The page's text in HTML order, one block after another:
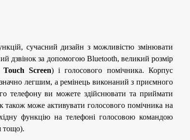
сучасний дизайн з можливістю змінювати
дзвінок за допомогою Bluetooth, великий розмір
Screen) і голосового помічника. Корпус
легшим, а ремінець виконаний з приємного
телефону ви можете здійснювати та приймати
також може активувати голосового помічника на
функцію на телефоні голосовою командою
тощо).